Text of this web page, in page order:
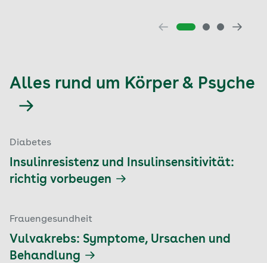
Alles rund um Körper & Psyche
Diabetes
Insulinresistenz und Insulinsensitivität:
richtig vorbeugen
Frauengesundheit
Vulvakrebs: Symptome, Ursachen und
Behandlung